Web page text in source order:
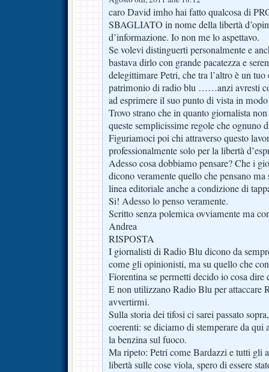
caro David imho hai fatto qualcosa di
SBAGLIATO in nome della libertà
d’informazione. Io non me lo aspettavo.
Se volevi distinguerti personalmente e
bastava dirlo con grande pacatezza e
delegittimare Petri, che tra l’altro è un
patrimonio di radio blu ……anzi avresti
ad esprimere il suo punto di vista in
Trovo strano che in quanto giornalista
queste semplicissime regole che ognuno
Figuriamoci poi chi attraverso questo
professionalmente solo per la libertà
Adesso cosa dobbiamo pensare? Che i
dicono veramente quello che pensano
linea editoriale anche a condizione di
Si! Adesso lo penso veramente.
Scritto senza polemica ovviamente ma
Andrea
RISPOSTA
I giornalisti di Radio Blu dicono da
come gli opinionisti, ma su quello che
Fiorentina se permetti decido io cosa dire
E non utilizzano Radio Blu per attaccare
avvertirmi.
Sulla storia dei tifosi ci sarei passato
coerenti: se diciamo di stemperare da qui
la benzina sul fuoco.
Ma ripeto: Petri come Bardazzi e tutti gli
libertà sulle cose viola, spero di essere